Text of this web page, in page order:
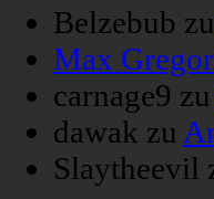
Belzebub zu
Max
carnage9 zu
dawak zu
Slaytheevil